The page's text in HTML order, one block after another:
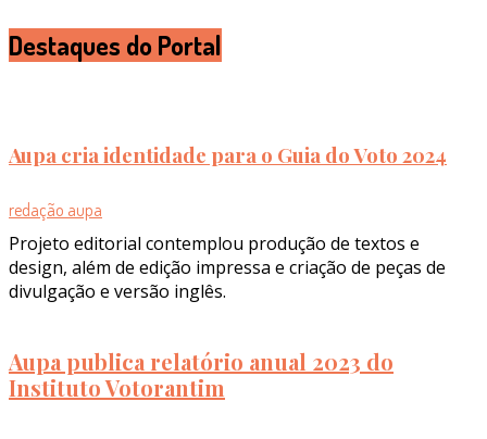
Destaques do Portal
Aupa cria identidade para o Guia do Voto 2024
redação aupa
Projeto editorial contemplou produção de textos e
design, além de edição impressa e criação de peças de
divulgação e versão inglês.
Aupa publica relatório anual 2023 do
Instituto Votorantim